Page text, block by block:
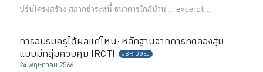
ปรับโครงสร้าง สลากชำระหนี้ ธนาคารใกล้บ้าน ...excerpt ...
การอบรมครูได้ผลแค่ไหน: หลักฐานจากการทดลองสุ่ม
แบบมีกลุ่มควบคุม (RCT)
aBRIDGEd
24 พฤษภาคม 2566